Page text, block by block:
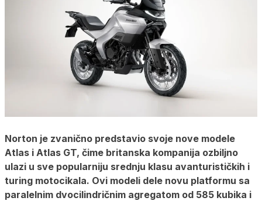
Norton je zvanično predstavio svoje nove modele
Atlas i Atlas GT, čime britanska kompanija ozbiljno
ulazi u sve popularniju srednju klasu avanturističkih i
turing motocikala. Ovi modeli dele novu platformu sa
paralelnim dvocilindričnim agregatom od 585 kubika i